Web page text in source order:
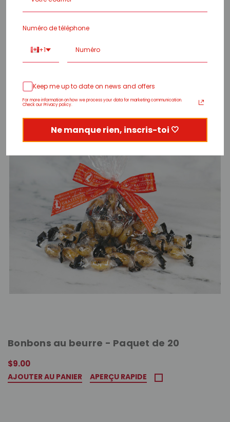
Bonbons au beurre - Paquet de 20
$9.00
AJOUTER AU PANIER APERÇU RAPIDE
Numéro de téléphone
+1
Keep me up to date on news and offers
For more information on how we process your data for marketing communication.
Check our Privacy policy.
Ne manque rien, inscris-toi 🤍